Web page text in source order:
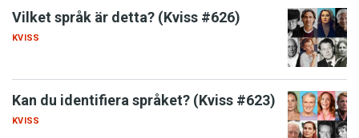
Vilket språk är detta? (Kviss #626)
KVISS
Kan du identifiera språket? (Kviss #623)
KVISS